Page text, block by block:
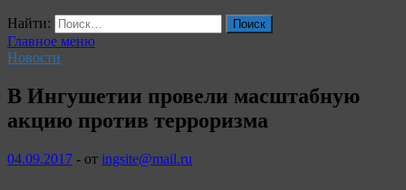
Найти:
Главное меню
Новости
В Ингушетии провели масштабную
акцию против терроризма
04.09.2017 - от ingsite@mail.ru